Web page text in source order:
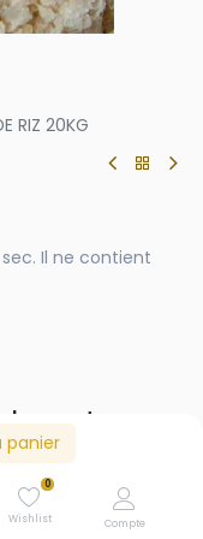
panier
0
Wishlist Compte
RIZ 20KG
Il ne contient